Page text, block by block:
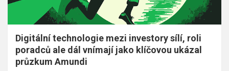
Digitální technologie mezi investory sílí, roli
poradců ale dál vnímají jako klíčovou ukázal
průzkum Amundi